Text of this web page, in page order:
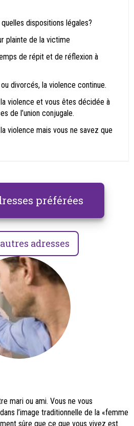
dispositions légales?
plainte de la victime
de répit et de réflexion à
divorcés, la violence continue.
violence et vous êtes décidée à
de l’union conjugale.
violence mais vous ne savez que
préférées
adresses
mari ou ami. Vous ne vous
l’image traditionnelle de la «femme
sûre que ce que vous vivez est